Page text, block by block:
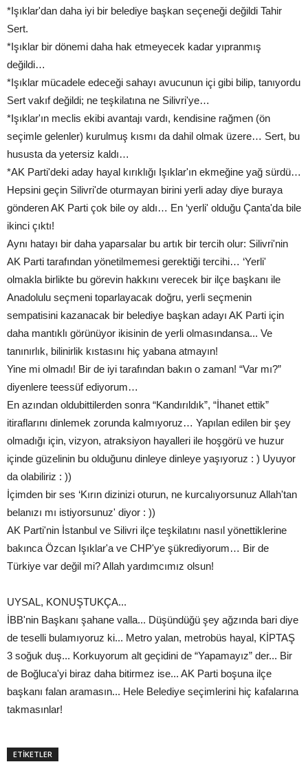
*Işıklar'dan daha iyi bir belediye başkan seçeneği değildi Tahir
Sert.
*Işıklar bir dönemi daha hak etmeyecek kadar yıpranmış
değildi…
*Işıklar mücadele edeceği sahayı avucunun içi gibi bilip, tanıyordu
Sert vakıf değildi; ne teşkilatına ne Silivri'ye…
*Işıklar'ın meclis ekibi avantajı vardı, kendisine rağmen (ön
seçimle gelenler) kurulmuş kısmı da dahil olmak üzere… Sert, bu
hususta da yetersiz kaldı…
*AK Parti'deki aday hayal kırıklığı Işıklar'ın ekmeğine yağ sürdü…
Hepsini geçin Silivri'de oturmayan birini yerli aday diye buraya
gönderen AK Parti çok bile oy aldı… En ‘yerli' olduğu Çanta'da bile
ikinci çıktı!
Aynı hatayı bir daha yaparsalar bu artık bir tercih olur: Silivri'nin
AK Parti tarafından yönetilmemesi gerektiği tercihi… ‘Yerli'
olmakla birlikte bu görevin hakkını verecek bir ilçe başkanı ile
Anadolulu seçmeni toparlayacak doğru, yerli seçmenin
sempatisini kazanacak bir belediye başkan adayı AK Parti için
daha mantıklı görünüyor ikisinin de yerli olmasındansa... Ve
tanınırlık, bilinirlik kıstasını hiç yabana atmayın!
Yine mi olmadı! Bir de iyi tarafından bakın o zaman! “Var mı?”
diyenlere teessüf ediyorum…
En azından oldubittilerden sonra “Kandırıldık”, “İhanet ettik”
itiraflarını dinlemek zorunda kalmıyoruz… Yapılan edilen bir şey
olmadığı için, vizyon, atraksiyon hayalleri ile hoşgörü ve huzur
içinde güzelinin bu olduğunu dinleye dinleye yaşıyoruz : ) Uyuyor
da olabiliriz : ))
İçimden bir ses ‘Kırın dizinizi oturun, ne kurcalıyorsunuz Allah'tan
belanızı mı istiyorsunuz' diyor : ))
AK Parti'nin İstanbul ve Silivri ilçe teşkilatını nasıl yönettiklerine
bakınca Özcan Işıklar'a ve CHP'ye şükrediyorum… Bir de
Türkiye var değil mi? Allah yardımcımız olsun!
UYSAL, KONUŞTUKÇA...
İBB'nin Başkanı şahane valla... Düşündüğü şey ağzında bari diye
de teselli bulamıyoruz ki... Metro yalan, metrobüs hayal, KİPTAŞ
3 soğuk duş... Korkuyorum alt geçidini de “Yapamayız” der... Bir
de Boğluca'yi biraz daha bitirmez ise... AK Parti boşuna ilçe
başkanı falan aramasın... Hele Belediye seçimlerini hiç kafalarına
takmasınlar!
ETİKETLER